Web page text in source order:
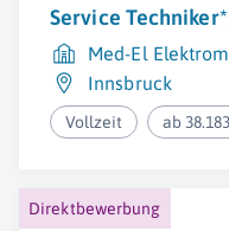
Service
Med-El
Innsbruck
Vollzeit ab
Direktbewerbung